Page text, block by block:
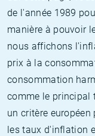
de l'année 1989
manière à pouvoir
nous affichons
prix à la
consommation
comme le principal
un critère
les taux d'inflation